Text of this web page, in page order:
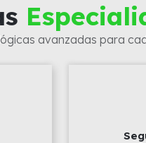
avanzadas para